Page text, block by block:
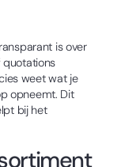
is over
quotations
weet wat je
opneemt. Dit
bij het